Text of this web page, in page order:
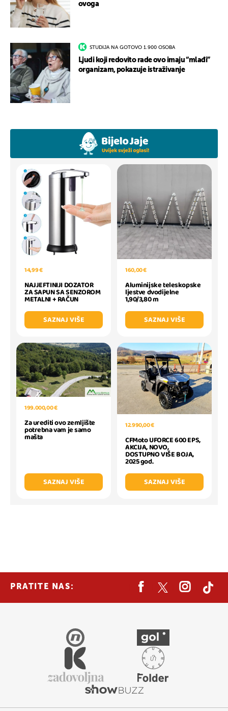
ovoga
STUDIJA NA GOTOVO 1.900 OSOBA
Ljudi koji redovito rade ovo imaju “mlađi”
organizam, pokazuje istraživanje
14,99 €
NAJJEFTINIJI DOZATOR
ZA SAPUN SA SENZOROM
METALNI + RAČUN
SAZNAJ VIŠE
160,00 €
Aluminijske teleskopske
ljestve dvodijelne
1,90/3,80 m
SAZNAJ VIŠE
199.000,00 €
Za urediti ovo zemljište
potrebna vam je samo
mašta
SAZNAJ VIŠE
12.990,00 €
CFMoto UFORCE 600 EPS,
AKCIJA, NOVO,
DOSTUPNO VIŠE BOJA,
2025 god.
SAZNAJ VIŠE
PRATITE NAS: